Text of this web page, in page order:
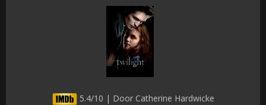
5.4/10 | Door Catherine Hardwicke